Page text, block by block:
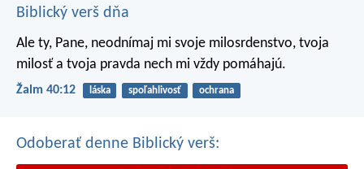
Biblický verš dňa
Ale ty, Pane, neodnímaj mi svoje milosrdenstvo, tvoja
milosť a tvoja pravda nech mi vždy pomáhajú.
Žalm 40:12 láska spoľahlivosť ochrana
Odoberať denne Biblický verš: